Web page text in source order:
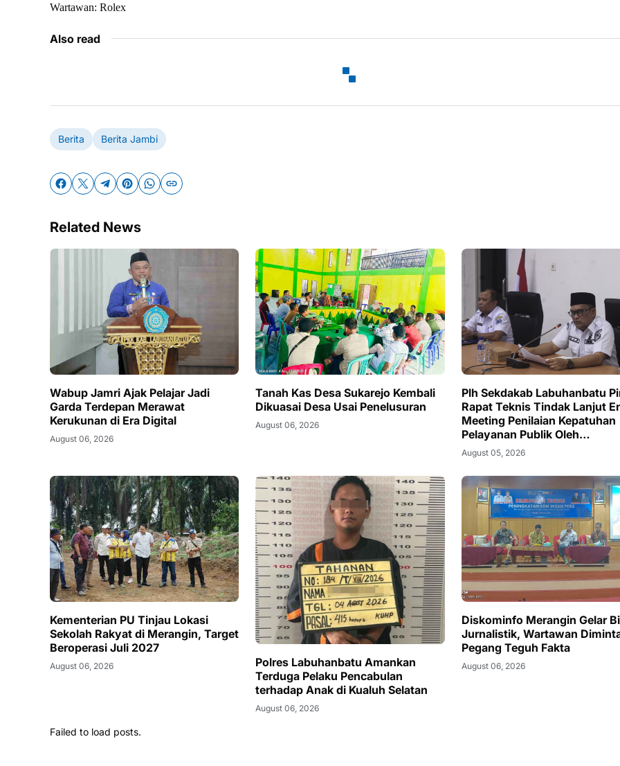
Wartawan: Rolex
Also read
Berita Berita Jambi
Related News
Wabup Jamri Ajak Pelajar Jadi
Garda Terdepan Merawat
Kerukunan di Era Digital
August 06, 2026
Tanah Kas Desa Sukarejo Kembali
Dikuasai Desa Usai Penelusuran
August 06, 2026
Plh Sekdakab Labuhanbatu
Rapat Teknis Tindak Lanjut
Meeting Penilaian Kepatuhan
Pelayanan Publik Oleh
Ombudsman RI tahun 2026
August 05, 2026
Kementerian PU Tinjau Lokasi
Sekolah Rakyat di Merangin, Target
Beroperasi Juli 2027
August 06, 2026
Polres Labuhanbatu Amankan
Terduga Pelaku Pencabulan
terhadap Anak di Kualuh Selatan
August 06, 2026
Diskominfo Merangin Gelar
Jurnalistik, Wartawan
Pegang Teguh Fakta
August 06, 2026
Failed to load posts.